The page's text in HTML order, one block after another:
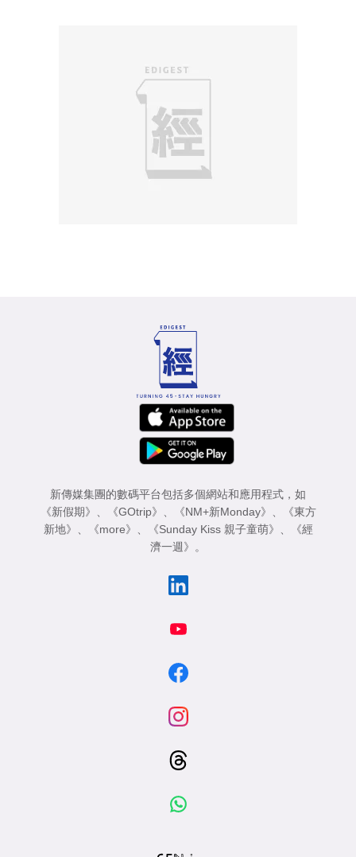
新傳媒集團的數碼平台包括多個網站和應用程式，如
《新假期》 、 《GOtrip》 、 《NM+新Monday》 、
《東方
新地》 、 《more》 、 《Sunday Kiss 親子童萌》 、
《經
濟一週》 。